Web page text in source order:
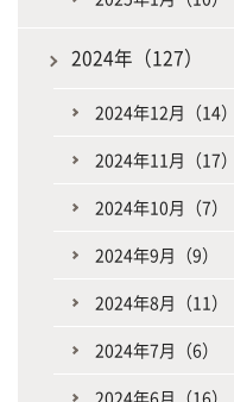
2024年（127）
2024年12月（14）
2024年11月（17）
2024年10月（7）
2024年9月（9）
2024年8月（11）
2024年7月（6）